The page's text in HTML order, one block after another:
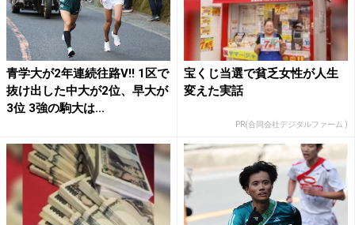
青学大が2年連続往路V!! 1区で
抜け出した中大が2位、早大が
3位 3強の駒大は...
宝くじ当選で貧乏女性が人生
変えた実話
PR(合同会社デジタルファーム )